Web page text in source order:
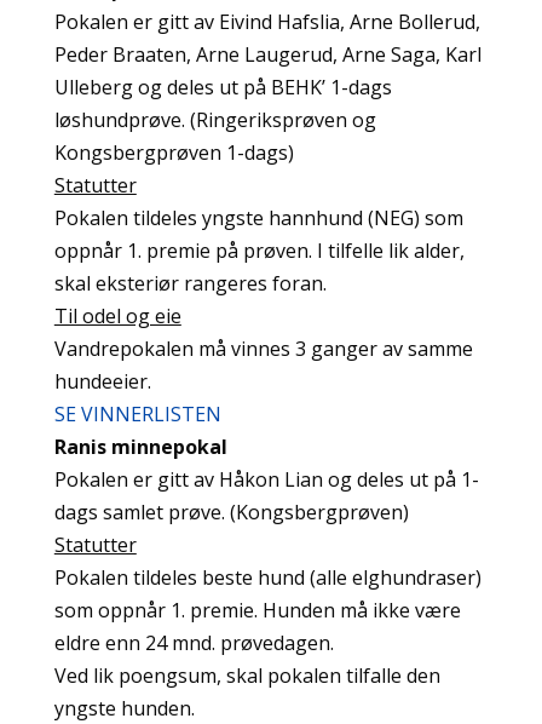
Pokalen er gitt av Eivind Hafslia, Arne Bollerud,
Peder Braaten, Arne Laugerud, Arne Saga, Karl
Ulleberg og deles ut på BEHK’ 1-dags
løshundprøve. (Ringeriksprøven og
Kongsbergprøven 1-dags)
Statutter
Pokalen tildeles yngste hannhund (NEG) som
oppnår 1. premie på prøven. I tilfelle lik alder,
skal eksteriør rangeres foran.
Til odel og eie
Vandrepokalen må vinnes 3 ganger av samme
hundeeier.
SE VINNERLISTEN
Ranis minnepokal
Pokalen er gitt av Håkon Lian og deles ut på 1-
dags samlet prøve. (Kongsbergprøven)
Statutter
Pokalen tildeles beste hund (alle elghundraser)
som oppnår 1. premie. Hunden må ikke være
eldre enn 24 mnd. prøvedagen.
Ved lik poengsum, skal pokalen tilfalle den
yngste hunden.